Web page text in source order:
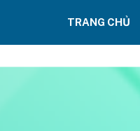
TRANG CHỦ